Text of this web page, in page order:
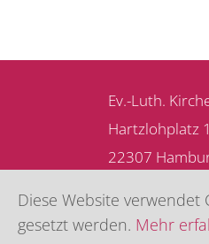
Ev.-Luth.
Hartzlohplatz
22307
Diese Website
gesetzt werden. Mehr